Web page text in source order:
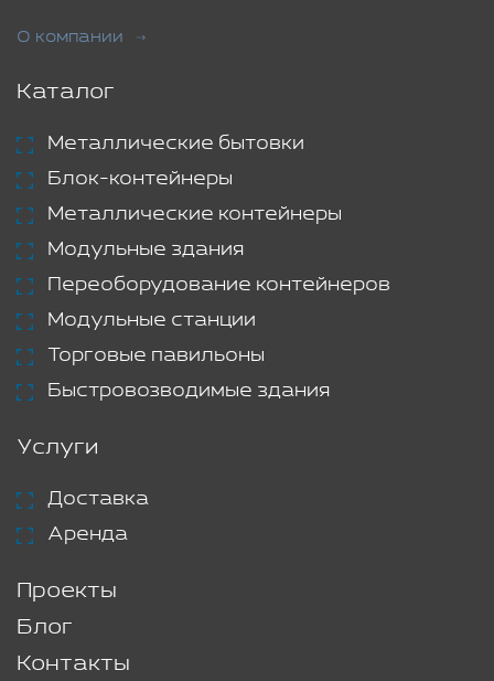
О компании
Каталог
Металлические бытовки
Блок-контейнеры
Металлические контейнеры
Модульные здания
Переоборудование контейнеров
Модульные станции
Торговые павильоны
Быстровозводимые здания
Услуги
Доставка
Аренда
Проекты
Блог
Контакты